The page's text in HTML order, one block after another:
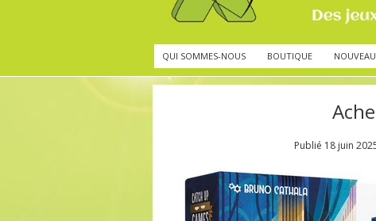
QUI SOMMES-NOUS BOUTIQUE
Publié 18 juin